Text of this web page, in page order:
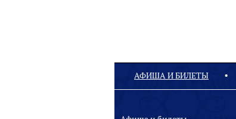
АФИША И БИЛЕТЫ